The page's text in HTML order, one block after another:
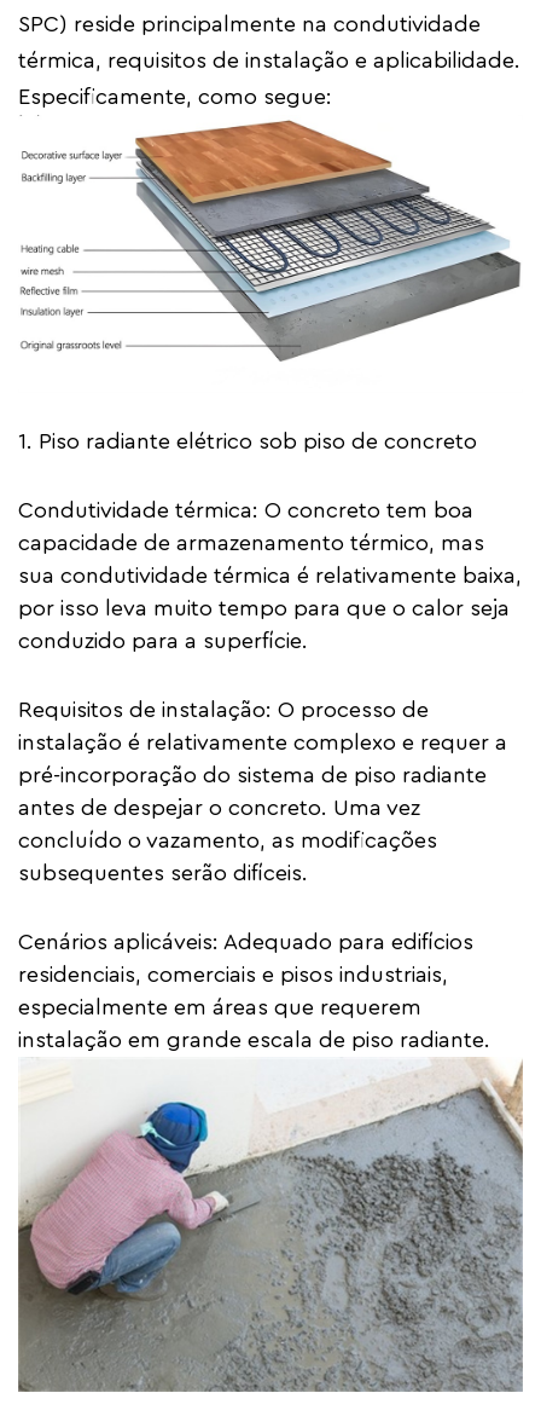
SPC) reside principalmente na condutividade
térmica, requisitos de instalação e aplicabilidade.
Especificamente, como segue:
1. Piso radiante elétrico sob piso de concreto
Condutividade térmica: O concreto tem boa
capacidade de armazenamento térmico, mas
sua condutividade térmica é relativamente baixa,
por isso leva muito tempo para que o calor seja
conduzido para a superfície.
Requisitos de instalação: O processo de
instalação é relativamente complexo e requer a
pré-incorporação do sistema de piso radiante
antes de despejar o concreto. Uma vez
concluído o vazamento, as modificações
subsequentes serão difíceis.
Cenários aplicáveis: Adequado para edifícios
residenciais, comerciais e pisos industriais,
especialmente em áreas que requerem
instalação em grande escala de piso radiante.